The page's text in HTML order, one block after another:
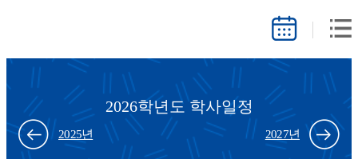
2025년
2026학년도 학사일정
2027년